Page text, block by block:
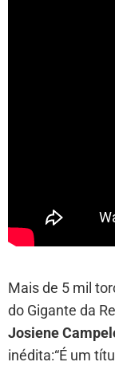
Mais de 5 mil
do Gigante da
Josiene
inédita:“É um